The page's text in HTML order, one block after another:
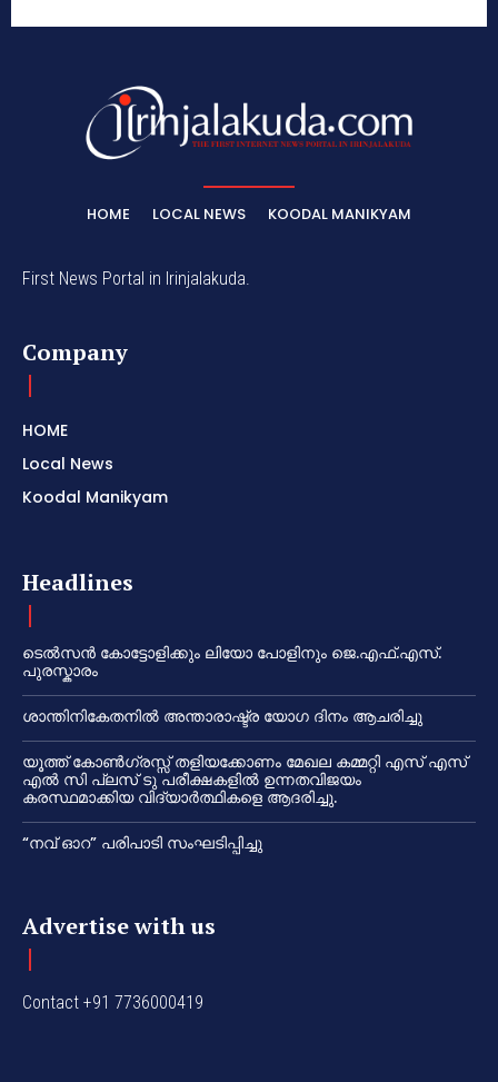
HOME LOCAL NEWS KOODAL MANIKYAM
First News Portal in Irinjalakuda.
Company
HOME
Local News
Koodal Manikyam
Headlines
ടെൽസൻ കോട്ടോളിക്കും ലിയോ പോളിനും ജെ.എഫ്.എസ്.
പുരസ്കാരം
ശാന്തിനികേതനിൽ അന്താരാഷ്ട്ര യോഗ ദിനം ആചരിച്ചു
യൂത്ത് കോൺഗ്രസ്സ് തളിയക്കോണം മേഖല കമ്മറ്റി എസ് എസ്
എൽ സി പ്ലസ് ടു പരീക്ഷകളിൽ ഉന്നതവിജയം
കരസ്ഥമാക്കിയ വിദ്യാർത്ഥികളെ ആദരിച്ചു.
“നവ് ഓറ” പരിപാടി സംഘടിപ്പിച്ചു
Advertise with us
Contact +91 7736000419